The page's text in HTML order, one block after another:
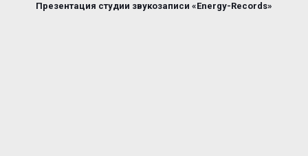
Презентация студии звукозаписи «Energy-Records»